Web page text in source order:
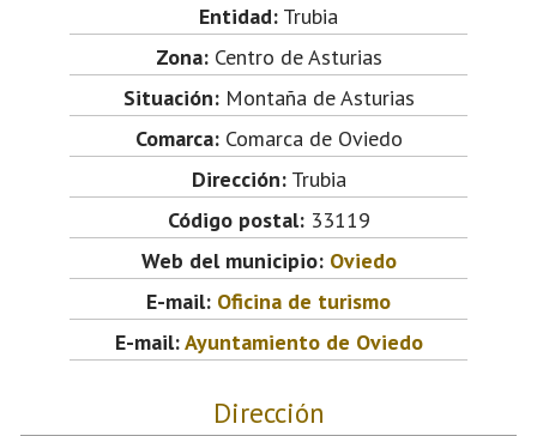
Entidad: Trubia
Zona:Centro de Asturias
Situación:Montaña de Asturias
Comarca:Comarca de Oviedo
Dirección:Trubia
Código postal:33119
Web del municipio: Oviedo
E-mail: Oficina de turismo
E-mail:Ayuntamiento de Oviedo
Dirección